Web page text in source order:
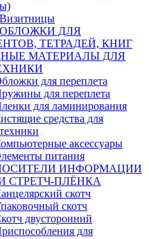
ОБЛОЖКИ ДЛЯ
ТЕТРАДЕЙ, КНИГ
МАТЕРИАЛЫ ДЛЯ
для переплета
для переплета
для ламинирования
средства для
аксессуары
питания
НОСИТЕЛИ ИНФОРМАЦИИ
СТРЕТЧ-ПЛЁНКА
скотч
скотч
двусторонний
для